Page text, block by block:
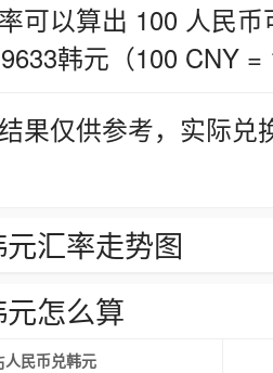
可以算出 100 人民
韩元（100 CNY =
果仅供参考，实际
汇率走势图
怎么算
人民币兑韩元